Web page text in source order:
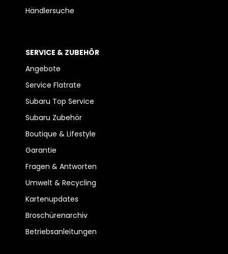
Händlersuche
SERVICE & ZUBEHÖR
Angebote
Service Flatrate
Subaru Top Service
Subaru Zubehör
Boutique & Lifestyle
Garantie
Fragen & Antworten
Umwelt & Recycling
Kartenupdates
Broschürenarchiv
Betriebsanleitungen